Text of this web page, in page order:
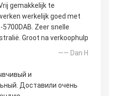
gemakkelijk te
werkelijk goed met
Zeer snelle
Groot na verkoophulp
—— Dan H
и
Доставили очень